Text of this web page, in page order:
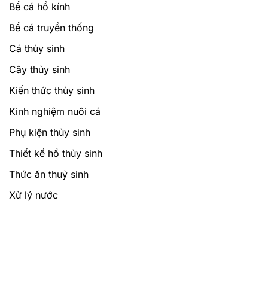
đến
119.600 ₫
Bể cá hồ kính
Bể cá truyền thống
Cá thủy sinh
Cây thủy sinh
Kiến thức thủy sinh
Kinh nghiệm nuôi cá
Phụ kiện thủy sinh
Thiết kế hồ thủy sinh
Thức ăn thuỷ sinh
Xử lý nước